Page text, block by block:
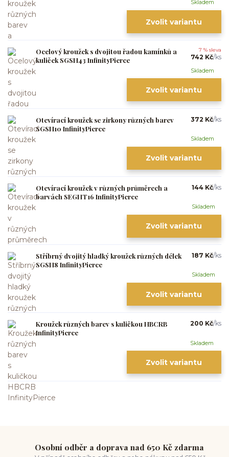
Skladem
Zvolit variantu
Ocelový kroužek s dvojitou řadou kamínků a
kuliček SGSH43 InfinityPierce
7 % sleva
742 Kč/ks
Skladem
Zvolit variantu
Otevírací kroužek se zirkony různých barev
SGSH10 InfinityPierce
372 Kč/ks
Skladem
Zvolit variantu
Otevírací kroužek v různých průměrech a
barvách SEGHT16 InfinityPierce
144 Kč/ks
Skladem
Zvolit variantu
Stříbrný dvojitý hladký kroužek různých délek
SGSH8 InfinityPierce
187 Kč/ks
Skladem
Zvolit variantu
Kroužek různých barev s kuličkou HBCRB
InfinityPierce
200 Kč/ks
Skladem
Zvolit variantu
Osobní odběr a doprava nad 650 Kč zdarma